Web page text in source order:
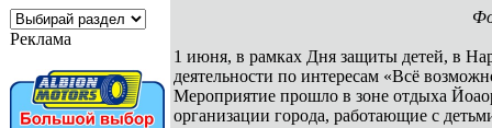
Реклама
1 июня, в рамках Дня защиты детей, в
деятельности по интересам «Всё
Мероприятие прошло в зоне отдыха
организации города, работающие с